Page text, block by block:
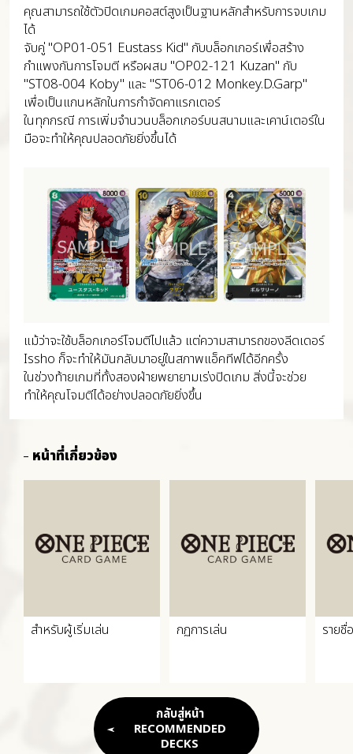
คุณสามารถใช้ตัวปิดเกมคอสต์สูงเป็นฐานหลักสำหรับการจบเกม
ได้
จับคู่ "OP01-051 Eustass Kid" กับบล็อกเกอร์เพื่อสร้าง
กำแพงกันการโจมตี หรือผสม "OP02-121 Kuzan" กับ
"ST08-004 Koby" และ "ST06-012 Monkey.D.Garp"
เพื่อเป็นแกนหลักในการกำจัดคาแรกเตอร์
ในทุกกรณี การเพิ่มจำนวนบล็อกเกอร์บนสนามและเคาน์เตอร์ใน
มือจะทำให้คุณปลอดภัยยิ่งขึ้นได้
แม้ว่าจะใช้บล็อกเกอร์โจมตีไปแล้ว แต่ความสามารถของลีดเดอร์
Issho ก็จะทำให้มันกลับมาอยู่ในสภาพแอ็คทีฟได้อีกครั้ง
ในช่วงท้ายเกมที่ทั้งสองฝ่ายพยายามเร่งปิดเกม สิ่งนี้จะช่วย
ทำให้คุณโจมตีได้อย่างปลอดภัยยิ่งขึ้น
หน้าที่เกี่ยวข้อง
สำหรับผู้เริ่มเล่น กฏการเล่น รายชื่
กลับสู่หน้า
RECOMMENDED
DECKS